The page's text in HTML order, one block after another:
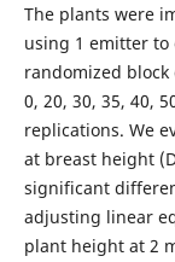
The plants were
using 1 emitter to
randomized
0, 20, 30, 35, 40,
replications. We
at breast height
significant
adjusting linear
plant height at 2